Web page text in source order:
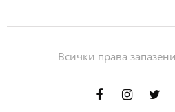
Всички права